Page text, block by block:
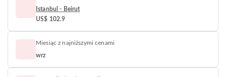
Istanbul - Beirut
US$ 102.9
Miesiąc z najniższymi cenami
wrz